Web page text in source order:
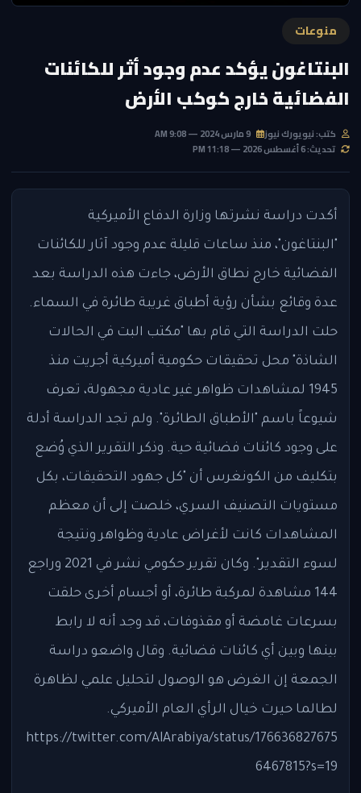
منوعات
البنتاغون يؤكد عدم وجود أثر للكائنات
الفضائية خارج كوكب الأرض
كتب: نيويورك نيوز
تحديث: 6 أغسطس 2026 — 11:18 PM
أكدت دراسة نشرتها وزارة الدفاع الأميركية
"البنتاغون"، منذ ساعات قليلة عدم وجود آثار للكائنات
الفضائية خارج نطاق الأرض، جاءت هذه الدراسة بعد
عدة وقائع بشأن رؤية أطباق غريبة طائرة في السماء.
حلت الدراسة التي قام بها "مكتب البت في الحالات
الشاذة" محل تحقيقات حكومية أميركية أجريت منذ
1945 لمشاهدات ظواهر غير عادية مجهولة، تعرف
شيوعاً باسم "الأطباق الطائرة". ولم تجد الدراسة أدلة
على وجود كائنات فضائية حية. وذكر التقرير الذي وُضع
بتكليف من الكونغرس أن "كل جهود التحقيقات، بكل
مستويات التصنيف السري، خلصت إلى أن معظم
المشاهدات كانت لأغراض عادية وظواهر ونتيجة
لسوء التقدير". وكان تقرير حكومي نشر في 2021 وراجع
144 مشاهدة لمركبة طائرة، أو أجسام أخرى حلقت
بسرعات غامضة أو مقذوفات، قد وجد أنه لا رابط
بينها وبين أي كائنات فضائية. وقال واضعو دراسة
الجمعة إن الغرض هو الوصول لتحليل علمي لظاهرة
لطالما حيرت خيال الرأي العام الأميركي.
https://twitter.com/AlArabiya/status/176636827675
6467815?s=19